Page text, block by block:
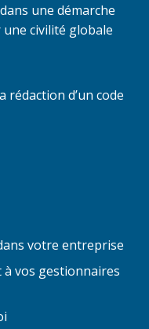
une démarche
civilité globale
rédaction d’un code
votre entreprise
vos gestionnaires